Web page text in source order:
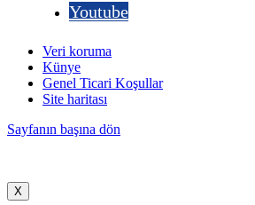
Youtube
Veri koruma
Künye
Genel Ticari Koşullar
Site haritası
Sayfanın başına dön
X